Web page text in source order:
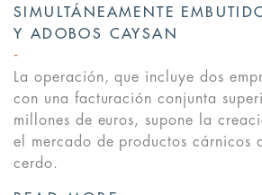
SIMULTÁNEAMENTE
Y ADOBOS CAYSAN
La operación, que incluye dos
con una facturación conjunta
millones de euros, supone la
el mercado de productos cárnicos
cerdo.